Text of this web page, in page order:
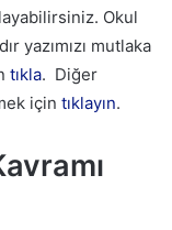
Okul
yazımızı mutlaka
tıkla. Diğer
için tıklayın.